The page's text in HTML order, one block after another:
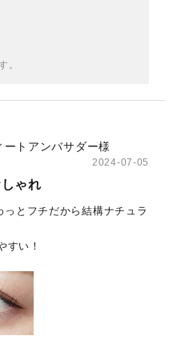
。
ートアンバサダー様
2024-07-05
ゃれ
とフチだから結構ナチュラ
すい！